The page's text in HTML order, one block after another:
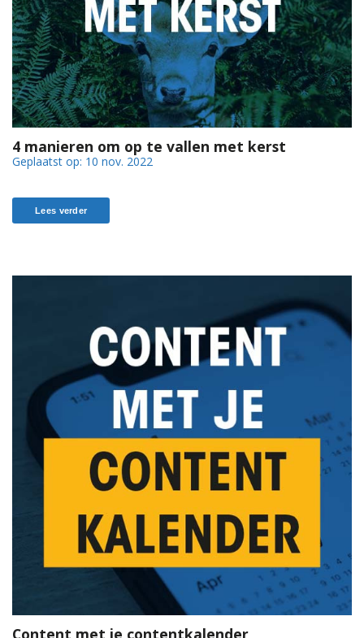
4 manieren om op te vallen met kerst
Geplaatst op: 10 nov. 2022
Lees verder
Content met je contentkalender